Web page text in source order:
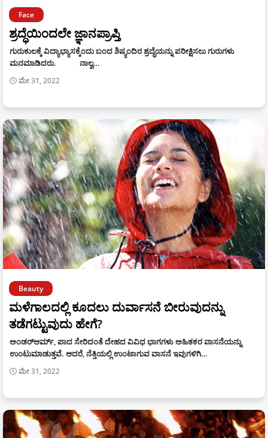
Face
ಶ್ರದ್ಧೆಯಿಂದಲೇ ಜ್ಞಾನಪ್ರಾಪ್ತಿ
ಗುರುಕುಲಕ್ಕೆ ವಿದ್ಯಾಭ್ಯಾಸಕ್ಕೆಂದು ಬಂದ ಶಿಷ್ಯಂದಿರ ಶ್ರದ್ಧೆಯನ್ನು ಪರೀಕ್ಷಿಸಲು ಗುರುಗಳು
ಮನಮಾಡಿದರು. ನಾಲ್ವ…
ಮೇ 31, 2022
Beauty
ಮಳೆಗಾಲದಲ್ಲಿ ಕೂದಲು ದುರ್ವಾಸನೆ ಬೀರುವುದನ್ನು
ತಡೆಗಟ್ಟುವುದು ಹೇಗೆ?
ಅಂಡರ್‌ಆರ್ಮ್, ಪಾದ ಸೇರಿದಂತೆ ದೇಹದ ವಿವಿಧ ಭಾಗಗಳು ಅಹಿತಕರ ವಾಸನೆಯನ್ನು
ಉಂಟುಮಾಡುತ್ತವೆ. ಆದರೆ, ನೆತ್ತಿಯಲ್ಲಿ ಉಂಟಾಗುವ ವಾಸನೆ ಇವುಗಳಿಗಿ…
ಮೇ 31, 2022